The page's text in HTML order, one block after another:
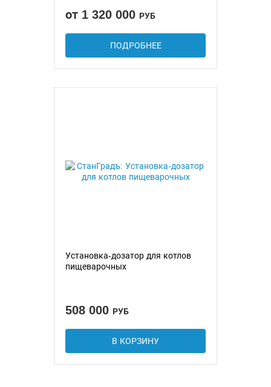
от 1 320 000 РУБ
ПОДРОБНЕЕ
Установка-дозатор для котлов
пищеварочных
508 000 РУБ
В КОРЗИНУ